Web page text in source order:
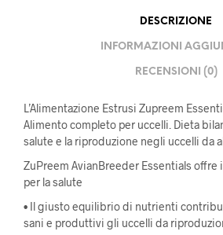
DESCRIZIONE
INFORMAZIONI
RECENSIONI (0)
L’Alimentazione Estrusi Zupreem
Alimento completo per uccelli. Dieta
salute e la riproduzione negli uccelli da
ZuPreem AvianBreeder Essentials
per la salute
• Il giusto equilibrio di nutrienti
sani e produttivi gli uccelli da